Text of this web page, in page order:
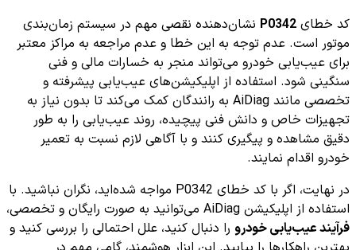
کد خطای P0342 نشان‌دهنده نقصی مهم در سیستم زمان‌بندی
موتور است. عدم توجه به این خطا و عدم مراجعه به مراکز معتبر
برای عیب‌یابی خودرو می‌تواند منجر به خسارات مالی و فنی
سنگینی شود. استفاده از اپلیکیشن‌های عیب‌یابی پیشرفته و
تخصصی مانند AiDiag به رانندگان کمک می‌کند تا بدون نیاز به
تجهیزات خاص و دانش فنی پیچیده، روند عیب‌یابی را به طور
دقیق مشاهده و پیگیری کنند و با آگاهی لازم نسبت به تعمیر
خودرو اقدام نمایند.
در نهایت، اگر با کد خطای P0342 مواجه شده‌اید، نگران نباشید. با
استفاده از اپلیکیشن AiDiag می‌توانید به صورت رایگان و تخصصی،
فرآیند عیب‌یابی خودرو را دنبال کنید، علل احتمالی را بررسی کنید و